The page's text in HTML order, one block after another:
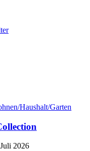
Haushalt/Garten
2026